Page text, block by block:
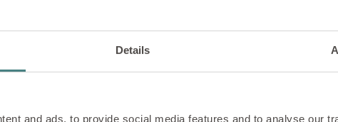
Details
and ads, to provide social media features and to analyse our